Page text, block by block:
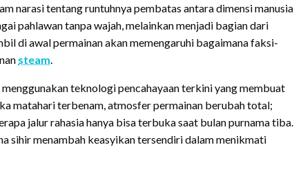
narasi tentang runtuhnya pembatas antara dimensi manusia
pahlawan tanpa wajah, melainkan menjadi bagian dari
di awal permainan akan memengaruhi bagaimana faksi-
steam.
teknologi pencahayaan terkini yang membuat
matahari terbenam, atmosfer permainan berubah total;
jalur rahasia hanya bisa terbuka saat bulan purnama tiba.
sihir menambah keasyikan tersendiri dalam menikmati